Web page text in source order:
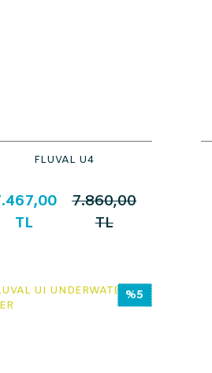
FLUVAL U4
TL
7.860,00
TL
%5